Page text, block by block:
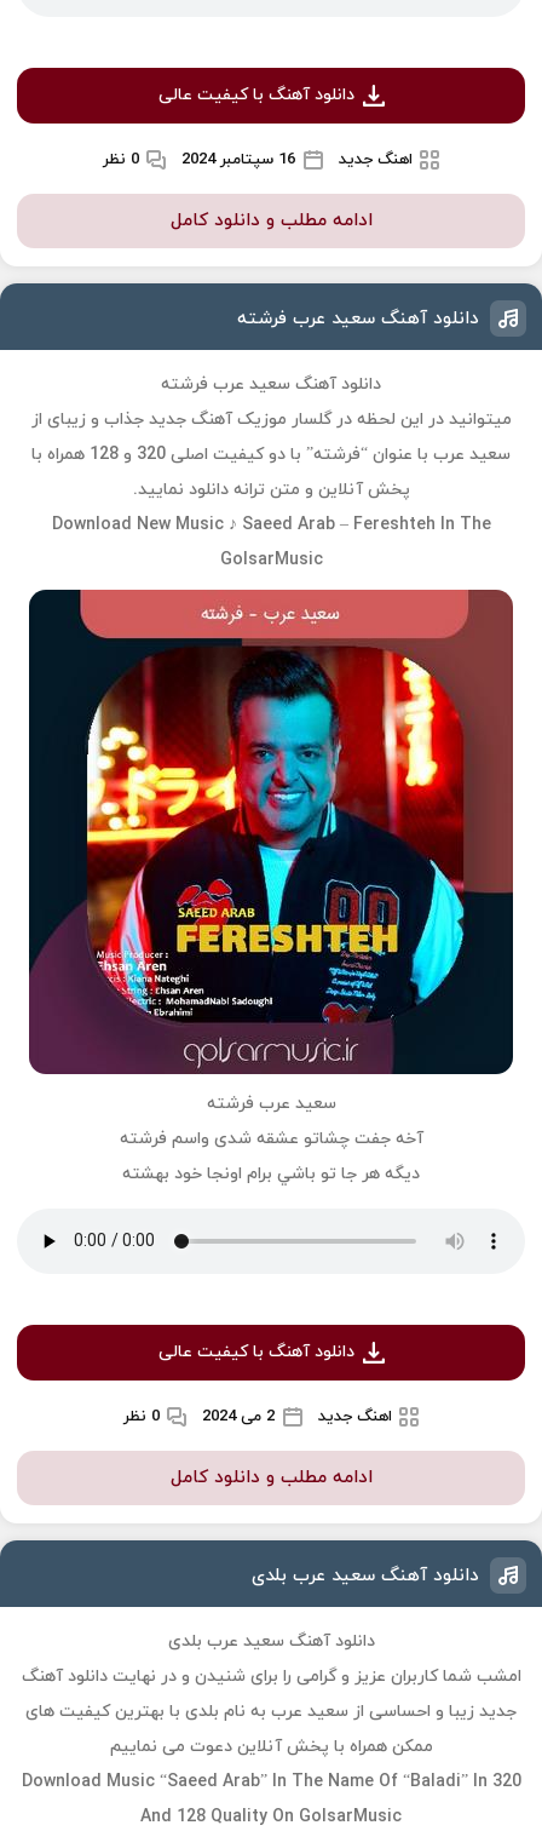
دانلود آهنگ با کیفیت عالی
اهنگ جدید 16 سپتامبر 2024 0 نظر
ادامه مطلب و دانلود کامل
دانلود آهنگ سعید عرب فرشته
دانلود آهنگ سعید عرب فرشته
میتوانید در این لحظه در گلسار موزیک آهنگ جدید جذاب و زیبای از
سعید عرب با عنوان “فرشته” با دو کیفیت اصلی 320 و 128 همراه با
پخش آنلاین و متن ترانه دانلود نمایید.
Download New Music ♪ Saeed Arab – Fereshteh In The
GolsarMusic
سعید عرب فرشته
آخه جفت چشاتو عشقه شدی واسم فرشته
ديگه هر جا تو باشي برام اونجا خود بهشته
دانلود آهنگ با کیفیت عالی
اهنگ جدید 2 می 2024 0 نظر
ادامه مطلب و دانلود کامل
دانلود آهنگ سعید عرب بلدی
دانلود آهنگ سعید عرب بلدی
امشب شما کاربران عزیز و گرامی را برای شنیدن و در نهایت دانلود آهنگ
جدید زیبا و احساسی از سعید عرب به نام بلدی با بهترین کیفیت های
ممکن همراه با پخش آنلاین دعوت می نماییم
Download Music “Saeed Arab” In The Name Of “Baladi” In 320
And 128 Quality On GolsarMusic